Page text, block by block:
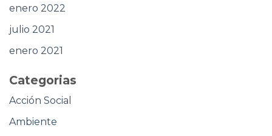
enero 2022
julio 2021
enero 2021
Categorias
Acción Social
Ambiente